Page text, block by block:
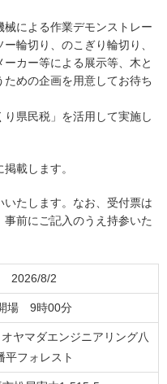
による作業デモンストレー
輪切り、のこぎり輪切り、
カー等による展示等、木と
めの企画を用意してお待ち
り県民税」を活用して実施し
掲載します。
いたします。なお、受付票は
前にご記入のうえ持参いた
2026/8/2
場 9時00分
ヤマダエンジニアリング八
平フォレスト